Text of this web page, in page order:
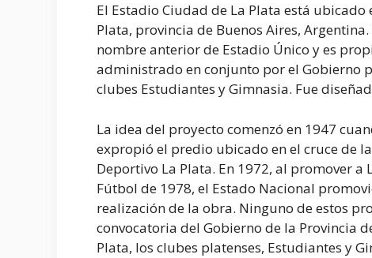
El Estadio Ciudad de La Plata está
Plata, provincia de Buenos Aires,
nombre anterior de Estadio Único y es
administrado en conjunto por el Gobierno
clubes Estudiantes y Gimnasia. Fue
La idea del proyecto comenzó en 1947
expropió el predio ubicado en el cruce de
Deportivo La Plata. En 1972, al promover
Fútbol de 1978, el Estado Nacional
realización de la obra. Ninguno de estos
convocatoria del Gobierno de la Provincia
Plata, los clubes platenses, Estudiantes y